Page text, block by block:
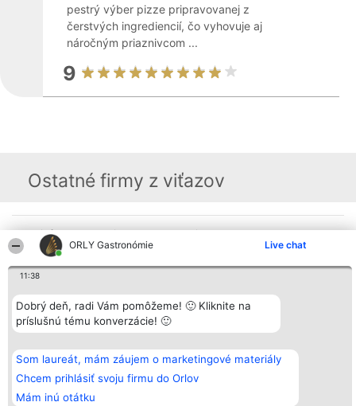
ORLY Gastronómie Live chat
11:38
Dobrý deň, radi Vám pomôžeme! 🙂 Kliknite na
príslušnú tému konverzácie! 🙂
Som laureát, mám záujem o marketingové materiály
Chcem prihlásiť svoju firmu do Orlov
Mám inú otátku
pestrý výber pizze pripravovanej z
čerstvých ingrediencií, čo vyhovuje aj
náročným priaznivcom ...
9
Ostatné firmy z viťazov
Organizátor hodnotenia
Bright Side Solutions sp. z o.
o. sp. k.
ul. Ruska 22
Wrocław 50-079
KRS 0000749100 | Regon
381313360 | NIP 8943132676
+48 508 492 400
Hodnotenie
Laureáti
wszystkich
Podmienky
Obchodné
podmienky
Zásady
osobných
údajov
Kontakt